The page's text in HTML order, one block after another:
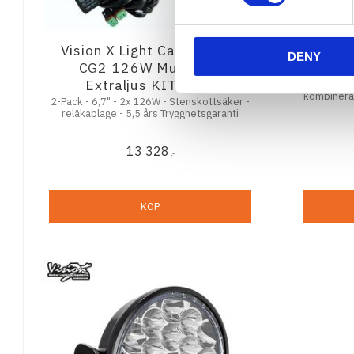
DENY
Vision X Light Cannon 6.7"
CG2 126W Multi Led
Extraljus KIT (Par)
2-Pack - 6,7" - 2x 126W - Stenskottsäker -
reläkablage - 5,5 års Trygghetsgaranti
13 328 :-
KÖP